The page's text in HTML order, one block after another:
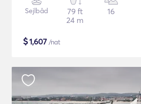
Sejlbåd
79 ft
24 m
16
$1,607 /nat